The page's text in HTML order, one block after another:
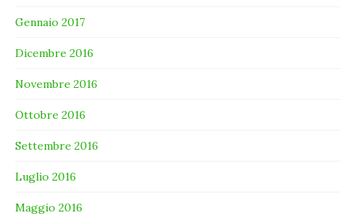
Gennaio 2017
Dicembre 2016
Novembre 2016
Ottobre 2016
Settembre 2016
Luglio 2016
Maggio 2016